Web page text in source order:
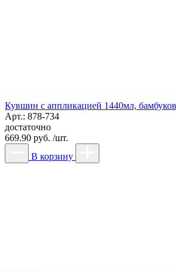
Кувшин с аппликацией 1440мл,
Арт.: 878-734
достаточно
669.90 руб. /шт.
В корзину